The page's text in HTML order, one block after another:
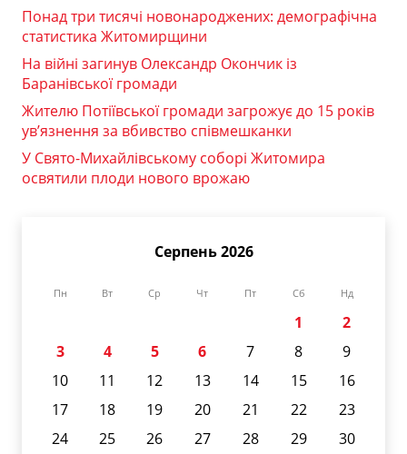
Понад три тисячі новонароджених: демографічна
статистика Житомирщини
На війні загинув Олександр Окончик із
Баранівської громади
Жителю Потіївської громади загрожує до 15 років
ув’язнення за вбивство співмешканки
У Свято-Михайлівському соборі Житомира
освятили плоди нового врожаю
Серпень 2026
Пн Вт Ср Чт Пт Сб Нд
1
2
3
4 5 6 7 8
9
10
11 12 13 14 15
16
17
18 19 20 21 22
23
24
25 26 27 28 29
30